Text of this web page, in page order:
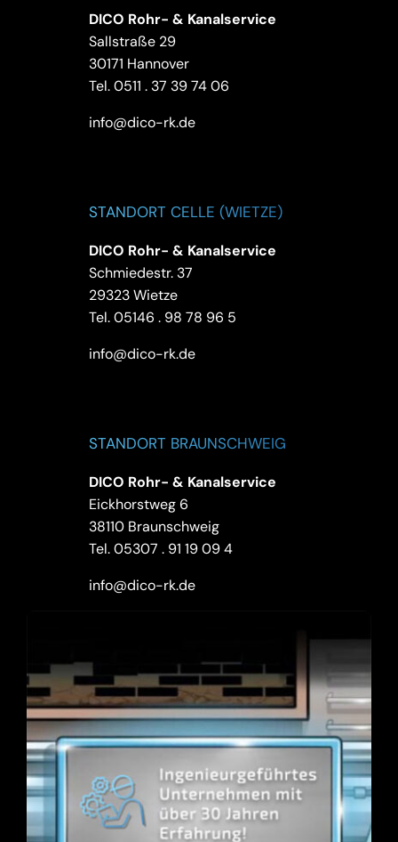
DICO Rohr- & Kanalservice
Sallstraße 29
30171 Hannover
Tel.0511 . 37 39 74 06
info@dico-rk.de
STANDORT CELLE (WIETZE)
DICO Rohr- & Kanalservice
Schmiedestr. 37
29323 Wietze
Tel.05146 . 98 78 96 5
info@dico-rk.de
STANDORT BRAUNSCHWEIG
DICO Rohr- & Kanalservice
Eickhorstweg 6
38110 Braunschweig
Tel.05307 . 91 19 09 4
info@dico-rk.de